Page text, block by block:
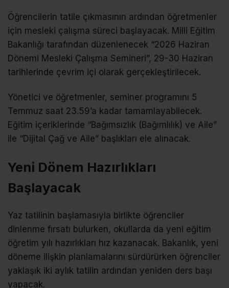
Öğrencilerin tatile çıkmasının ardından öğretmenler
için mesleki çalışma süreci başlayacak. Milli Eğitim
Bakanlığı tarafından düzenlenecek “2026 Haziran
Dönemi Mesleki Çalışma Semineri”, 29-30 Haziran
tarihlerinde çevrim içi olarak gerçekleştirilecek.
Yönetici ve öğretmenler, seminer programını 5
Temmuz saat 23.59’a kadar tamamlayabilecek.
Eğitim içeriklerinde “Bağımsızlık (Bağımlılık) ve Aile”
ile “Dijital Çağ ve Aile” başlıkları ele alınacak.
Yeni Dönem Hazırlıkları
Başlayacak
Yaz tatilinin başlamasıyla birlikte öğrenciler
dinlenme fırsatı bulurken, okullarda da yeni eğitim
öğretim yılı hazırlıkları hız kazanacak. Bakanlık, yeni
döneme ilişkin planlamalarını sürdürürken öğrenciler
yaklaşık iki aylık tatilin ardından yeniden ders başı
yapacak.